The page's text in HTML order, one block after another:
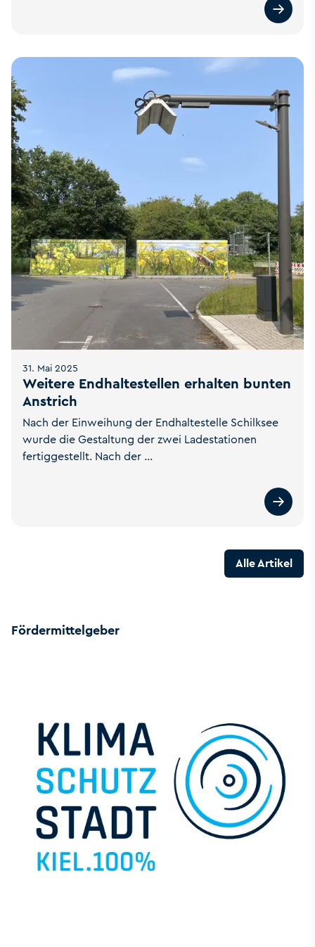
Weitere Endhaltestellen erhalten bunten
Anstrich
31. Mai 2025
Nach der Einweihung der Endhaltestelle Schilksee
wurde die Gestaltung der zwei Ladestationen
fertiggestellt. Nach der ...
Alle Artikel
Fördermittelgeber